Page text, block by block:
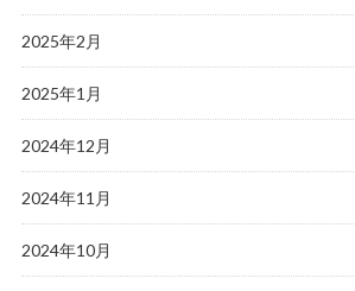
2025年2月
2025年1月
2024年12月
2024年11月
2024年10月